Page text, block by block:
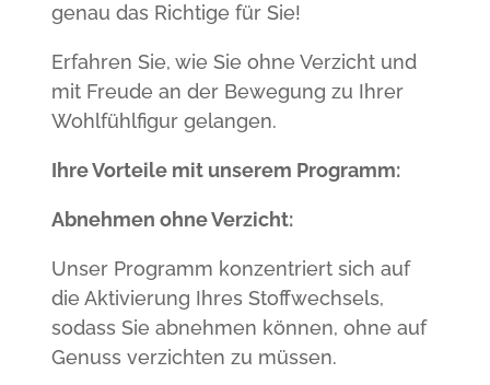
genau das Richtige für Sie!
Erfahren Sie, wie Sie ohne Verzicht und
mit Freude an der Bewegung zu Ihrer
Wohlfühlfigur gelangen.
Ihre Vorteile mit unserem Programm:
Abnehmen ohne Verzicht:
Unser Programm konzentriert sich auf
die Aktivierung Ihres Stoffwechsels,
sodass Sie abnehmen können, ohne auf
Genuss verzichten zu müssen.